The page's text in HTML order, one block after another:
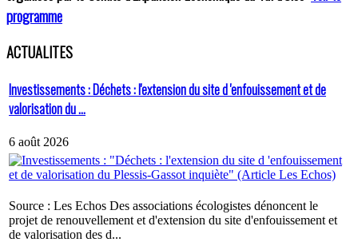
programme
ACTUALITES
Investissements : Déchets : l'extension du site d 'enfouissement et de
valorisation du ...
6 août 2026
Source : Les Echos Des associations écologistes dénoncent le
projet de renouvellement et d'extension du site d'enfouissement et
de valorisation des d...